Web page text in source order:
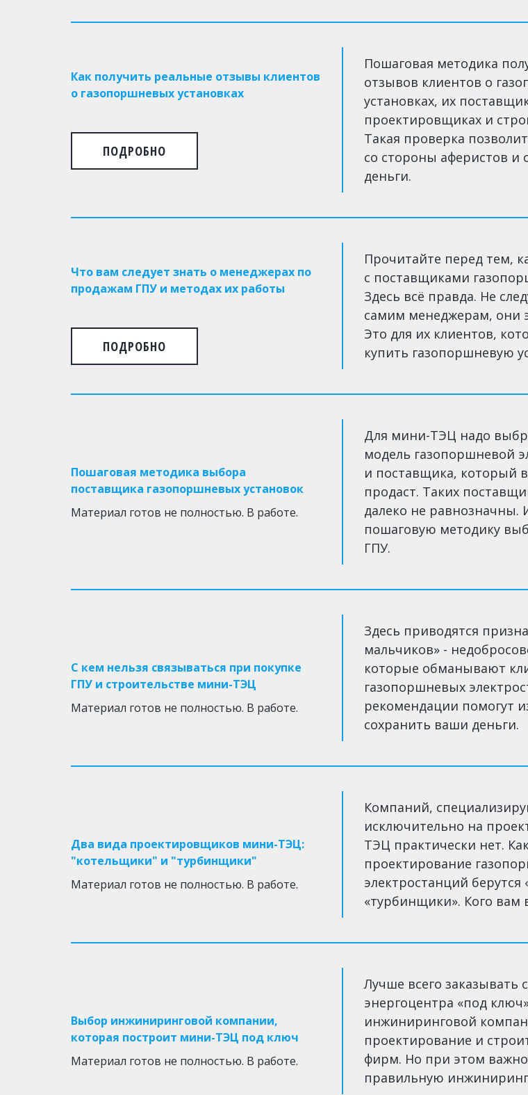
Как получить реальные отзывы клиентов
о газопоршневых установках
ПОДРОБНО
Пошаговая методика
отзывов клиентов о
установках, их
проектировщиках и
Такая проверка
со стороны аферистов и
деньги.
Что вам следует знать о менеджерах по
продажам ГПУ и методах их работы
ПОДРОБНО
Прочитайте перед тем,
с поставщиками
Здесь всё правда. Не
самим менеджерам, они
Это для их клиентов,
купить газопоршневую
Пошаговая методика выбора
поставщика газопоршневых установок
Материал готов не полностью. В работе.
Для мини-ТЭЦ надо
модель газопоршневой
и поставщика, который
продаст. Таких
далеко не равнозначны.
пошаговую методику
ГПУ.
С кем нельзя связываться при покупке
ГПУ и строительстве мини-ТЭЦ
Материал готов не полностью. В работе.
Здесь приводятся
мальчиков» -
которые обманывают
газопоршневых
рекомендации помогут
сохранить ваши деньги.
Два вида проектировщиков мини-ТЭЦ:
"котельщики" и "турбинщики"
Материал готов не полностью. В работе.
Компаний,
исключительно на
ТЭЦ практически нет.
проектирование
электростанций
«турбинщики». Кого вам
Выбор инжиниринговой компании,
которая построит мини-ТЭЦ под ключ
Материал готов не полностью. В работе.
Лучше всего заказывать
энергоцентра «под
инжиниринговой
проектирование и
фирм. Но при этом
правильную